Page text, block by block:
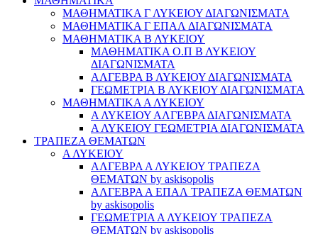
ΜΑΘΗΜΑΤΙΚΑ Γ ΛΥΚΕΙΟΥ ΔΙΑΓΩΝΙΣΜΑΤΑ
ΜΑΘΗΜΑΤΙΚΑ Γ ΕΠΑΛ ΔΙΑΓΩΝΙΣΜΑΤΑ
ΜΑΘΗΜΑΤΙΚΑ Β ΛΥΚΕΙΟΥ
ΜΑΘΗΜΑΤΙΚΑ Ο.Π Β ΛΥΚΕΙΟΥ
ΔΙΑΓΩΝΙΣΜΑΤΑ
ΑΛΓΕΒΡΑ Β ΛΥΚΕΙΟΥ ΔΙΑΓΩΝΙΣΜΑΤΑ
ΓΕΩΜΕΤΡΙΑ Β ΛΥΚΕΙΟΥ ΔΙΑΓΩΝΙΣΜΑΤΑ
ΜΑΘΗΜΑΤΙΚΑ Α ΛΥΚΕΙΟΥ
Α ΛΥΚΕΙΟΥ ΑΛΓΕΒΡΑ ΔΙΑΓΩΝΙΣΜΑΤΑ
Α ΛΥΚΕΙΟΥ ΓΕΩΜΕΤΡΙΑ ΔΙΑΓΩΝΙΣΜΑΤΑ
ΤΡΑΠΕΖΑ ΘΕΜΑΤΩΝ
Α ΛΥΚΕΙΟΥ
ΑΛΓΕΒΡΑ Α ΛΥΚΕΙΟΥ ΤΡΑΠΕΖΑ
ΘΕΜΑΤΩΝ by askisopolis
ΑΛΓΕΒΡΑ Α ΕΠΑΛ ΤΡΑΠΕΖΑ ΘΕΜΑΤΩΝ
by askisopolis
ΓΕΩΜΕΤΡΙΑ Α ΛΥΚΕΙΟΥ ΤΡΑΠΕΖΑ
ΘΕΜΑΤΩΝ by askisopolis